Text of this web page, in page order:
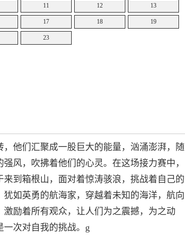
11 12 13
17 18 19
23
他们汇聚成一股巨大的能量，汹涌澎湃，随
风，吹拂着他们的心灵。在这场接力赛中，
到箱根山，面对着惊涛骇浪，挑战着自己的
如英勇的航海家，穿越着未知的海洋，航向
励着所有观众，让人们为之震撼，为之动
次对自我的挑战。g